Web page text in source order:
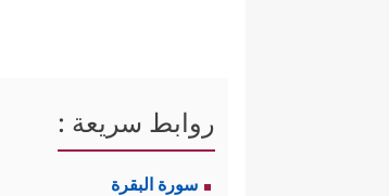
روابط سريعة :
سورة البقرة